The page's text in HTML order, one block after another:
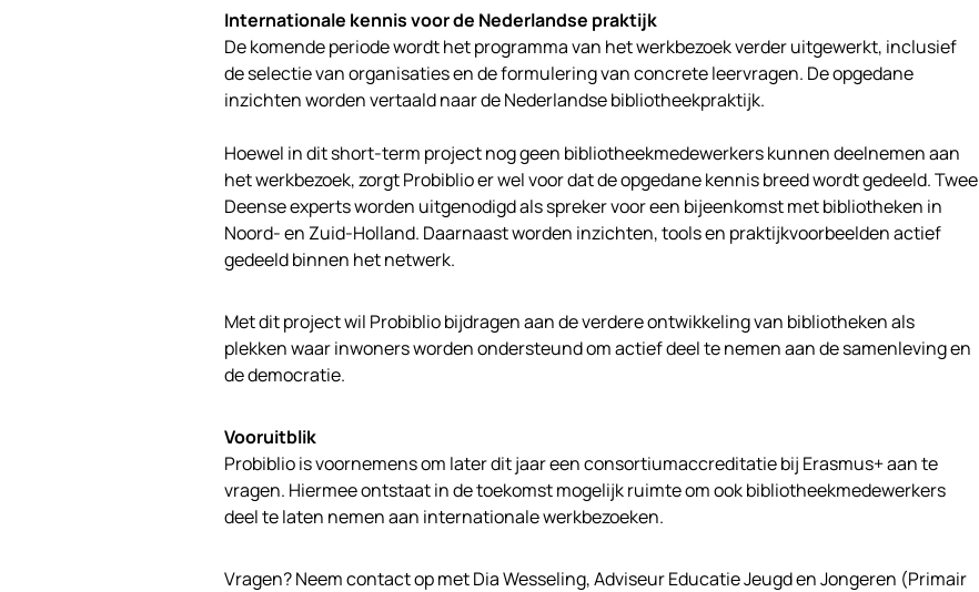
Internationale kennis voor de Nederlandse praktijk
De komende periode wordt het programma van het werkbezoek verder uitgewerkt, inclusief
de selectie van organisaties en de formulering van concrete leervragen. De opgedane
inzichten worden vertaald naar de Nederlandse bibliotheekpraktijk.
Hoewel in dit short-term project nog geen bibliotheekmedewerkers kunnen deelnemen aan
het werkbezoek, zorgt Probiblio er wel voor dat de opgedane kennis breed wordt gedeeld. Twee
Deense experts worden uitgenodigd als spreker voor een bijeenkomst met bibliotheken in
Noord- en Zuid-Holland. Daarnaast worden inzichten, tools en praktijkvoorbeelden actief
gedeeld binnen het netwerk.
Met dit project wil Probiblio bijdragen aan de verdere ontwikkeling van bibliotheken als
plekken waar inwoners worden ondersteund om actief deel te nemen aan de samenleving en
de democratie.
Vooruitblik
Probiblio is voornemens om later dit jaar een consortiumaccreditatie bij Erasmus+ aan te
vragen. Hiermee ontstaat in de toekomst mogelijk ruimte om ook bibliotheekmedewerkers
deel te laten nemen aan internationale werkbezoeken.
Vragen? Neem contact op met Dia Wesseling, Adviseur Educatie Jeugd en Jongeren (Primair